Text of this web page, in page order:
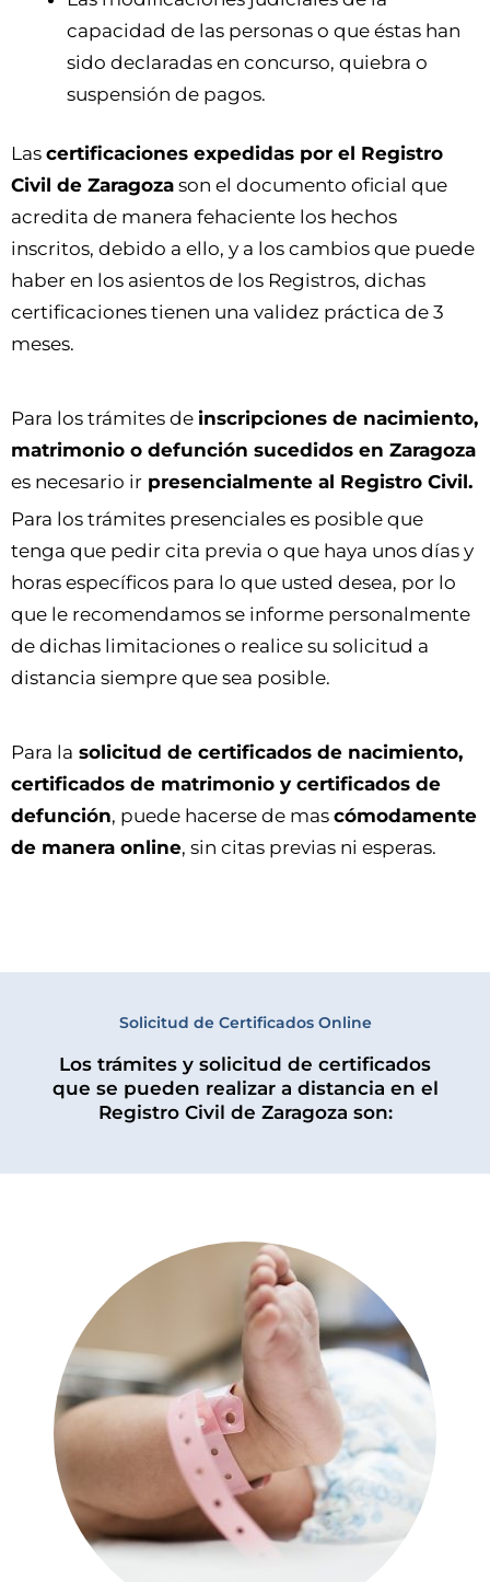
capacidad de las personas o que éstas han
sido declaradas en concurso, quiebra o
suspensión de pagos.
Las certificaciones expedidas por el Registro
Civil de Zaragoza son el documento oficial que
acredita de manera fehaciente los hechos
inscritos, debido a ello, y a los cambios que puede
haber en los asientos de los Registros, dichas
certificaciones tienen una validez práctica de 3
meses.
Para los trámites de inscripciones de nacimiento,
matrimonio o defunción sucedidos en Zaragoza
es necesario ir presencialmente al Registro Civil.
Para los trámites presenciales es posible que
tenga que pedir cita previa o que haya unos días y
horas específicos para lo que usted desea, por lo
que le recomendamos se informe personalmente
de dichas limitaciones o realice su solicitud a
distancia siempre que sea posible.
Para la solicitud de certificados de nacimiento,
certificados de matrimonio y certificados de
defunción, puede hacerse de mas cómodamente
de manera online, sin citas previas ni esperas.
Solicitud de Certificados Online
Los trámites y solicitud de certificados
que se pueden realizar a distancia en el
Registro Civil de Zaragoza son: